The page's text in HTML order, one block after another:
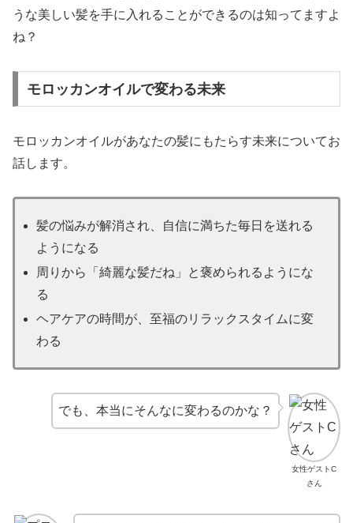
うな美しい髪を手に入れることができるのは知ってますよ
ね？
モロッカンオイルで変わる未来
モロッカンオイルがあなたの髪にもたらす未来についてお
話します。
髪の悩みが解消され、自信に満ちた毎日を送れる
ようになる
周りから「綺麗な髪だね」と褒められるようにな
る
ヘアケアの時間が、至福のリラックスタイムに変
わる
女性ゲストC
さん
でも、本当にそんなに変わるのかな？